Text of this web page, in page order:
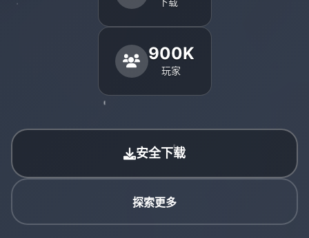
900K
玩家
安全下载
探索更多